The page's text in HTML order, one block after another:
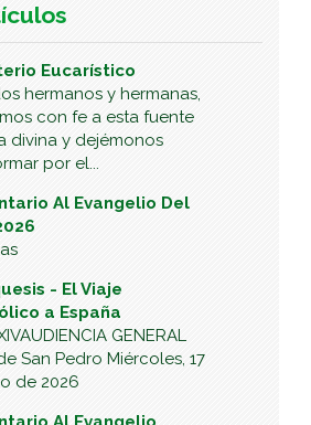
Eucarístico
hermanos y hermanas,
con fe a esta fuente
divina y dejémonos
por el...
Al Evangelio Del
- El Viaje
a España
GENERAL
San Pedro Miércoles, 17
de 2026